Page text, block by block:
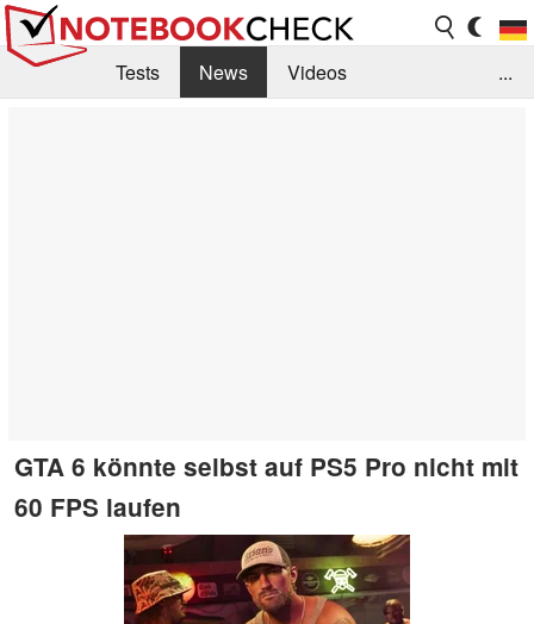
Tests News
Videos
...
GTA 6 könnte selbst auf PS5 Pro nicht mit
60 FPS laufen